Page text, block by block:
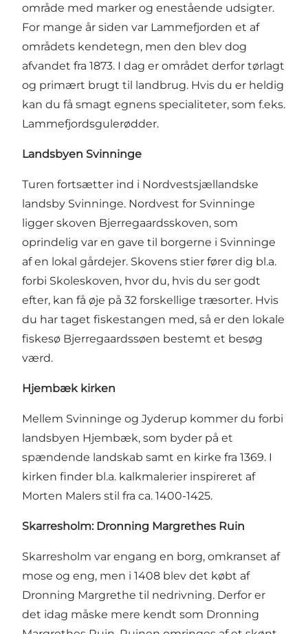
område med marker og enestående udsigter.
For mange år siden var Lammefjorden et af
områdets kendetegn, men den blev dog
afvandet fra 1873. I dag er området derfor tørlagt
og primært brugt til landbrug. Hvis du er heldig
kan du få smagt egnens specialiteter, som f.eks.
Lammefjordsgulerødder.
Landsbyen Svinninge
Turen fortsætter ind i Nordvestsjællandske
landsby Svinninge. Nordvest for Svinninge
ligger skoven Bjerregaardsskoven, som
oprindelig var en gave til borgerne i Svinninge
af en lokal gårdejer. Skovens stier fører dig bl.a.
forbi Skoleskoven, hvor du, hvis du ser godt
efter, kan få øje på 32 forskellige træsorter. Hvis
du har taget fiskestangen med, så er den lokale
fiskesø Bjerregaardssøen bestemt et besøg
værd.
Hjembæk kirken
Mellem Svinninge og Jyderup kommer du forbi
landsbyen Hjembæk, som byder på et
spændende landskab samt en kirke fra 1369. I
kirken finder bl.a. kalkmalerier inspireret af
Morten Malers stil fra ca. 1400-1425.
Skarresholm: Dronning Margrethes Ruin
Skarresholm var engang en borg, omkranset af
mose og eng, men i 1408 blev det købt af
Dronning Margrethe til nedrivning. Derfor er
det idag måske mere kendt som Dronning